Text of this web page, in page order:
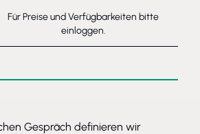
Für Preise und Verfügbarkeiten bitte
einloggen.
Gespräch definieren wir